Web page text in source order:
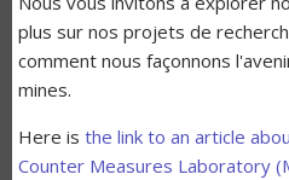
plus sur nos projets de
comment nous façonnons
mines.
Here is the link to an article
Counter Measures Laboratory